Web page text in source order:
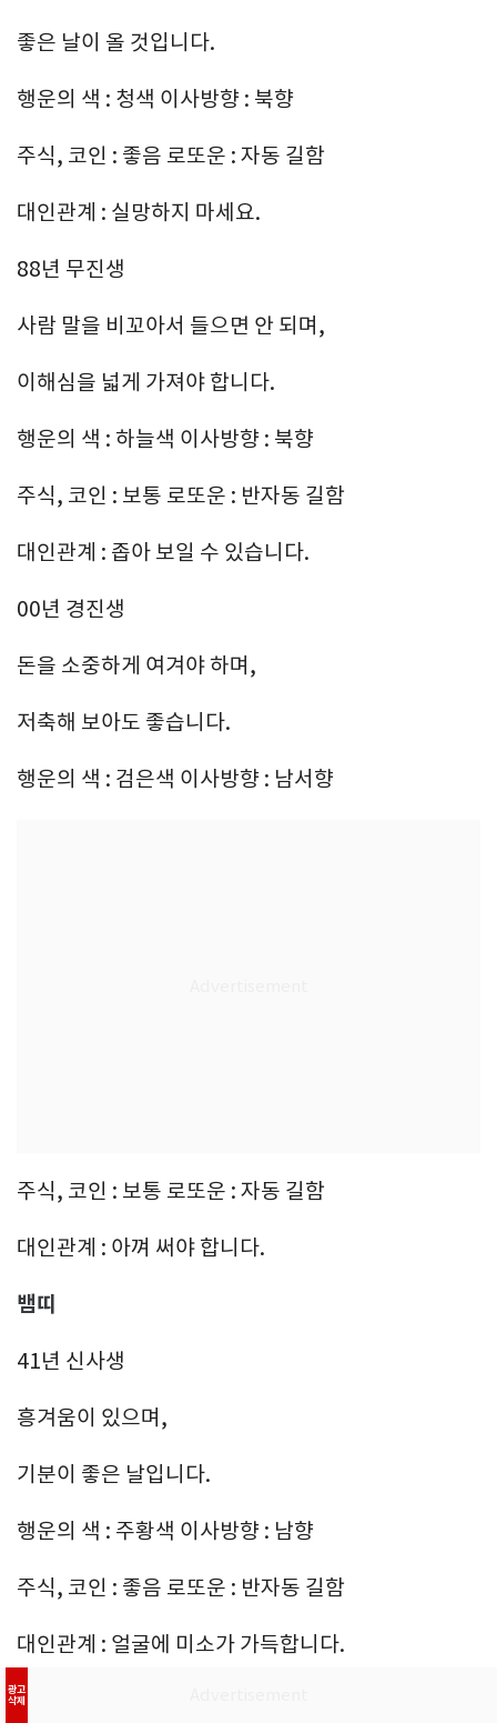
좋은 날이 올 것입니다.
행운의 색 : 청색 이사방향 : 북향
주식, 코인 : 좋음 로또운 : 자동 길함
대인관계 : 실망하지 마세요.
88년 무진생
사람 말을 비꼬아서 들으면 안 되며,
이해심을 넓게 가져야 합니다.
행운의 색 : 하늘색 이사방향 : 북향
주식, 코인 : 보통 로또운 : 반자동 길함
대인관계 : 좁아 보일 수 있습니다.
00년 경진생
돈을 소중하게 여겨야 하며,
저축해 보아도 좋습니다.
행운의 색 : 검은색 이사방향 : 남서향
주식, 코인 : 보통 로또운 : 자동 길함
대인관계 : 아껴 써야 합니다.
뱀띠
41년 신사생
흥겨움이 있으며,
기분이 좋은 날입니다.
행운의 색 : 주황색 이사방향 : 남향
주식, 코인 : 좋음 로또운 : 반자동 길함
대인관계 : 얼굴에 미소가 가득합니다.
53년 계사생
광고
삭제